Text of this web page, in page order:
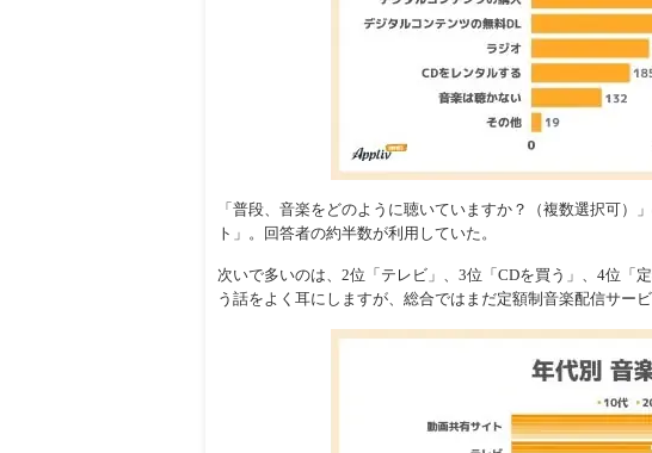
「普段、音楽をどのように聴いていますか？（複数選択可）
ト」。回答者の約半数が利用していた。
次いで多いのは、2位「テレビ」、3位「CDを買う」、4位「
う話をよく耳にしますが、総合ではまだ定額制音楽配信サー